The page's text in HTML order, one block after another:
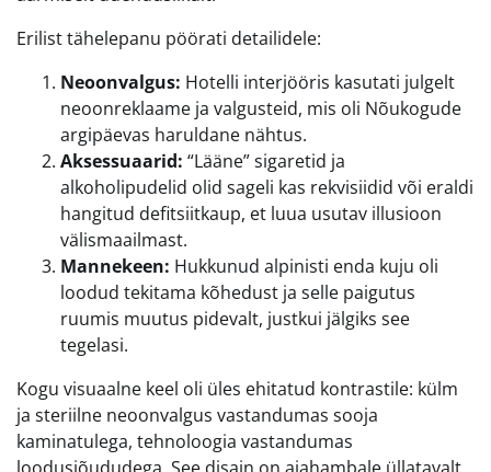
Erilist tähelepanu pöörati detailidele:
Neoonvalgus: Hotelli interjööris kasutati julgelt
neoonreklaame ja valgusteid, mis oli Nõukogude
argipäevas haruldane nähtus.
Aksessuaarid: “Lääne” sigaretid ja
alkoholipudelid olid sageli kas rekvisiidid või eraldi
hangitud defitsiitkaup, et luua usutav illusioon
välismaailmast.
Mannekeen: Hukkunud alpinisti enda kuju oli
loodud tekitama kõhedust ja selle paigutus
ruumis muutus pidevalt, justkui jälgiks see
tegelasi.
Kogu visuaalne keel oli üles ehitatud kontrastile: külm
ja steriilne neoonvalgus vastandumas sooja
kaminatulega, tehnoloogia vastandumas